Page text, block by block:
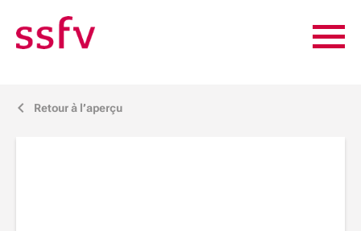
j Retour à l’aperçu